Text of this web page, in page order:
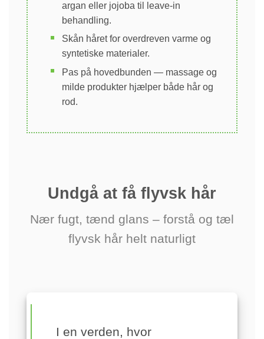
argan eller jojoba til leave‑in
behandling.
Skån håret for overdreven varme og
syntetiske materialer.
Pas på hovedbunden — massage og
milde produkter hjælper både hår og
rod.
Undgå at få flyvsk hår
Nær fugt, tænd glans – forstå og tæl
flyvsk hår helt naturligt
I en verden, hvor